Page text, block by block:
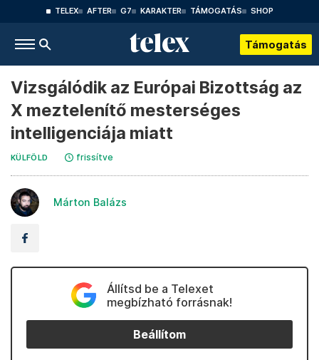
TELEX AFTER G7 KARAKTER TÁMOGATÁS SHOP
Támogatás
Vizsgálódik az Európai Bizottság az
X meztelenítő mesterséges
intelligenciája miatt
KÜLFÖLD frissítve
Márton Balázs
Állítsd be a Telexet
megbízható forrásnak!
Beállítom